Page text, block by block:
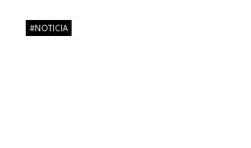
d#NOTICIA